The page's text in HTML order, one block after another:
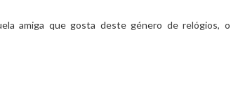
amiga que gosta deste género de relógios, o